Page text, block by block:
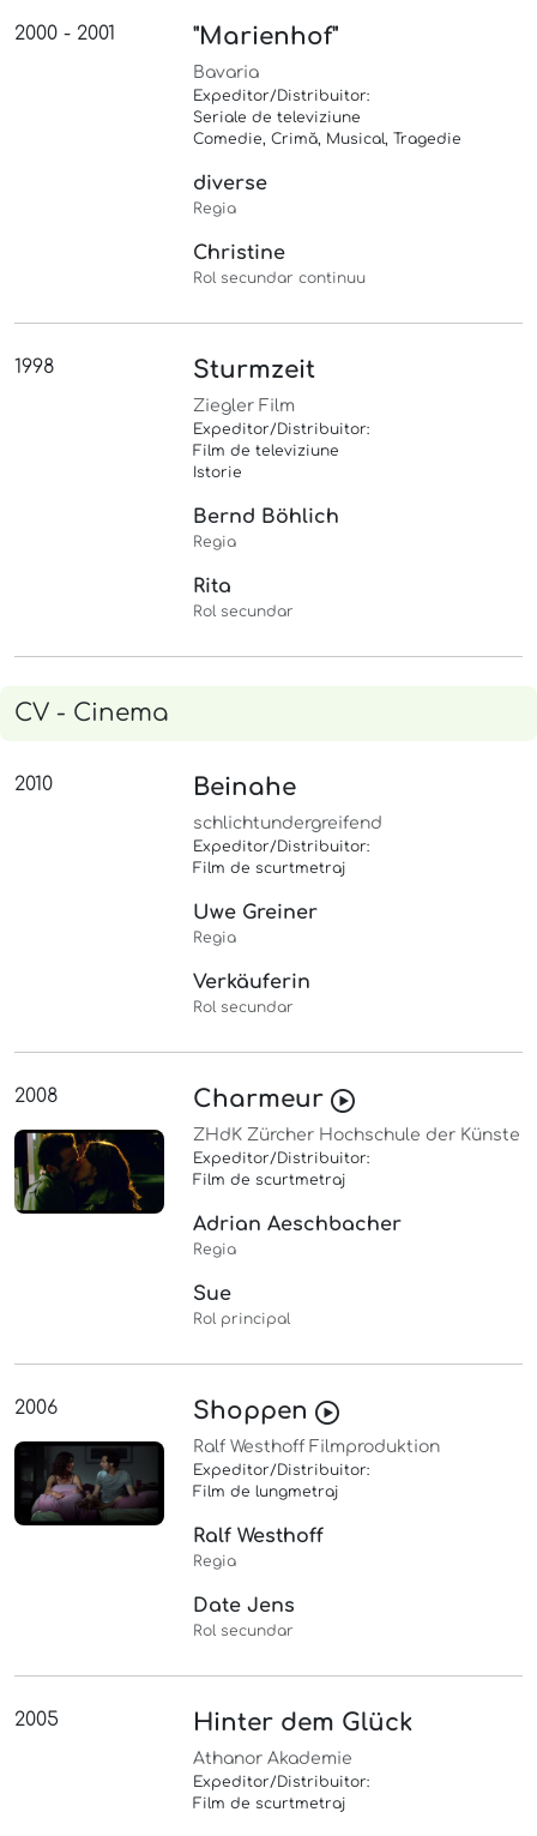
2000 - 2001 "Marienhof"
Bavaria
Expeditor/Distribuitor:
Seriale de televiziune
Comedie, Crimă, Musical, Tragedie
diverse
Regia
Christine
Rol secundar continuu
1998 Sturmzeit
Ziegler Film
Expeditor/Distribuitor:
Film de televiziune
Istorie
Bernd Böhlich
Regia
Rita
Rol secundar
CV - Cinema
2010 Beinahe
schlichtundergreifend
Expeditor/Distribuitor:
Film de scurtmetraj
Uwe Greiner
Regia
Verkäuferin
Rol secundar
2008 Charmeur
ZHdK Zürcher Hochschule der Künste
Expeditor/Distribuitor:
Film de scurtmetraj
Adrian Aeschbacher
Regia
Sue
Rol principal
2006 Shoppen
Ralf Westhoff Filmproduktion
Expeditor/Distribuitor:
Film de lungmetraj
Ralf Westhoff
Regia
Date Jens
Rol secundar
2005 Hinter dem Glück
Athanor Akademie
Expeditor/Distribuitor:
Film de scurtmetraj